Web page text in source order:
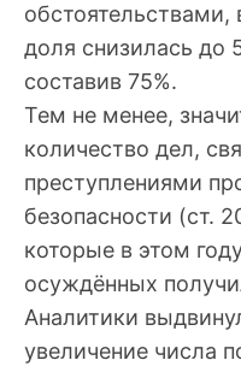
обстоятельствами,
доля снизилась до
составив 75%.
Тем не менее,
количество дел,
преступлениями
безопасности (ст.
которые в этом
осуждённых
Аналитики
увеличение числа